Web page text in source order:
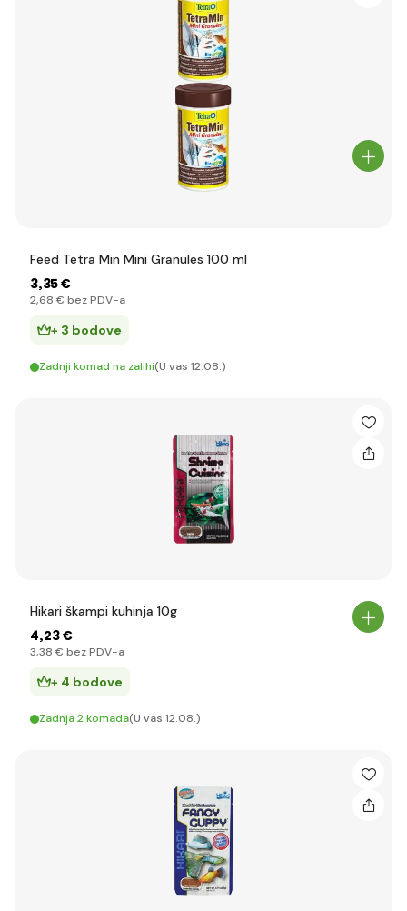
Feed Tetra Min Mini Granules 100 ml
3,35 €
2,68 € bez PDV-a
+ 3 bodove
Zadnji komad na zalihi(U vas 12.08.)
Hikari škampi kuhinja 10g
4,23 €
3,38 € bez PDV-a
+ 4 bodove
Zadnja 2 komada(U vas 12.08.)